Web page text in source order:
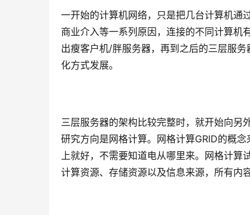
一开始的计算机网络，只是把几台计算机通
商业介入等一系列原因，连接的不同计算机
出瘦客户机/胖服务器，再到之后的三层服
化方式发展。
三层服务器的架构比较完整时，就开始向另
研究方向是网格计算。网格计算GRID的概
上就好，不需要知道电从哪里来。网格计算
计算资源、存储资源以及信息来源，所有内